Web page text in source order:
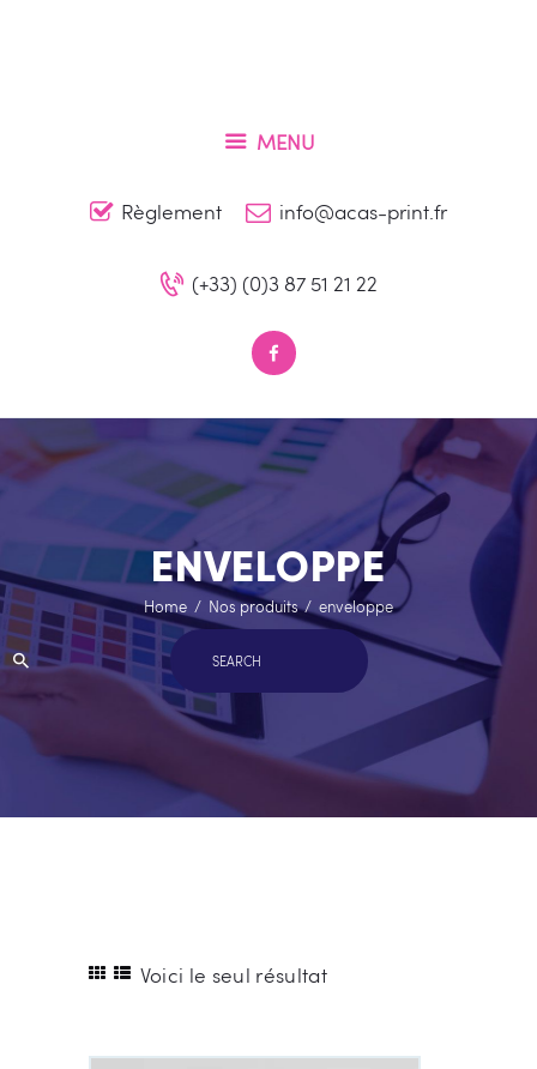
MENU
Règlement info@acas-print.fr
(+33) (0)3 87 51 21 22
ENVELOPPE
Home Nos produits enveloppe
Conception et impression de vos supports de communication à Metz
Voici le seul résultat